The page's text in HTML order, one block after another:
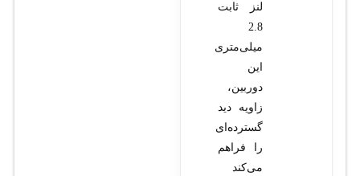
لنز ثابت
2.8
میلی‌متری
این
دوربین،
زاویه دید
گسترده‌ای
را فراهم
می‌کند